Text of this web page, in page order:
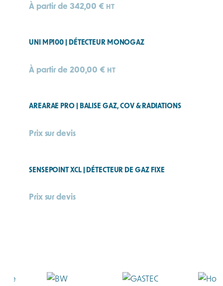
À partir de 342,00 € HT
UNI MP100 | DÉTECTEUR MONOGAZ
À partir de 200,00 € HT
AREARAE PRO | BALISE GAZ, COV & RADIATIONS
Prix sur devis
SENSEPOINT XCL | DÉTECTEUR DE GAZ FIXE
Prix sur devis